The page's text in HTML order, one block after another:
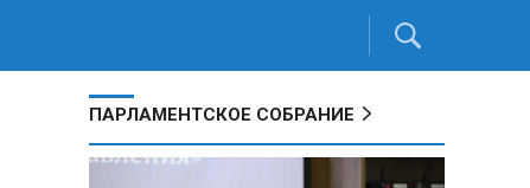
ПАРЛАМЕНТСКОЕ СОБРАНИЕ